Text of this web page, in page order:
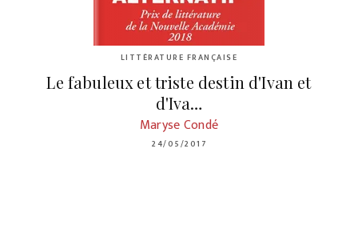
LITTÉRATURE FRANÇAISE
Le fabuleux et triste destin d'Ivan et
d'Iva…
Maryse Condé
24/05/2017